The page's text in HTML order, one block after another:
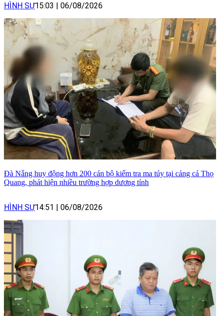
HÌNH SỰ15:03 | 06/08/2026
Đà Nẵng huy động hơn 200 cán bộ kiểm tra ma túy tại cảng cá Thọ
Quang, phát hiện nhiều trường hợp dương tính
HÌNH SỰ14:51 | 06/08/2026